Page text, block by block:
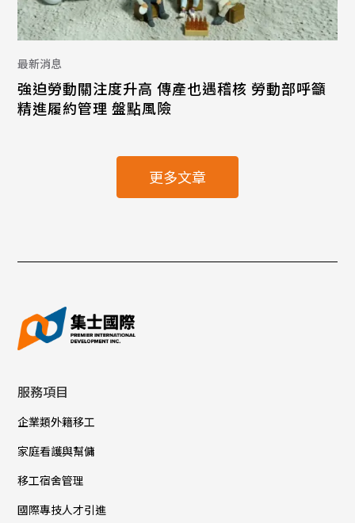
最新消息
強迫勞動關注度升高 傳產也遇稽核 勞動部呼籲
精進履約管理 盤點風險
更多文章
服務項目
企業類外籍移工
家庭看護與幫傭
移工宿舍管理
國際專技人才引進